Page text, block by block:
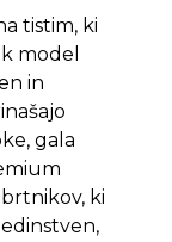
tistim, ki
model
in
gala
ki